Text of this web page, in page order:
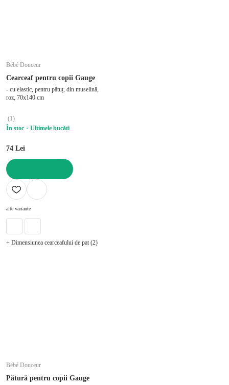
Bébé Douceur
Cearceaf pentru copii Gauge
- cu elastic, pentru pătuț, din muselină,
roz, 70x140 cm
(1)
În stoc
Ultimele bucăți
74 Lei
ADAUGĂ ÎN COȘ
alte variante
+ Dimensiunea cearceafului de pat (2)
Bébé Douceur
Pătură pentru copii Gauge